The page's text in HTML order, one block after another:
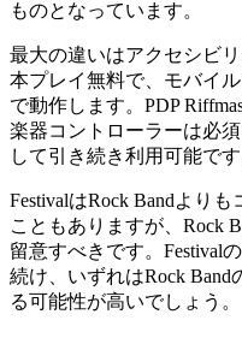
ものとなっています。
最大の違いはアクセシビ
本プレイ無料で、モバイ
で動作します。PDP
楽器コントローラーは必
して引き続き利用可能です
FestivalはRock Bandより
こともありますが、Rock
留意すべきです。Festival
続け、いずれはRock Band
る可能性が高いでしょう。